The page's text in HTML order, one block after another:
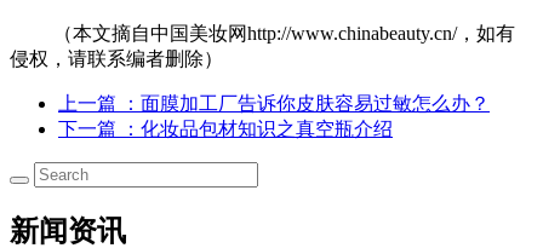
（本文摘自中国美妆网http://www.chinabeauty.cn/，如有
侵权，请联系编者删除）
上一篇
：面膜加工厂告诉你皮肤容易过敏怎么办？
下一篇
：化妆品包材知识之真空瓶介绍
新闻资讯